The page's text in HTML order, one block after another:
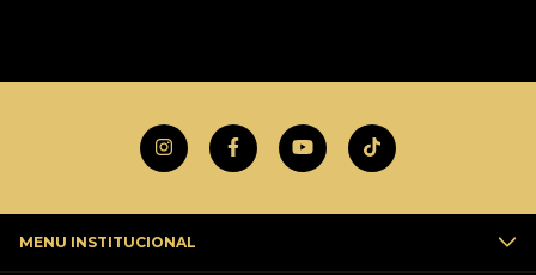
MENU INSTITUCIONAL